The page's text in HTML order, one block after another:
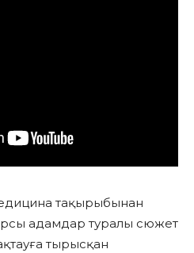
тақырыбынан
адамдар туралы сюжет
тырысқан